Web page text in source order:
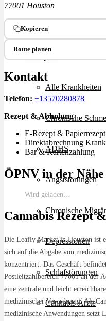
Ablauf
Alle Krankheiten
Chronische
ADHS
Angststörungen
Chronische
Depressionen
Schlafstörungen
Cannabis Ärzte
77001 Houston
Kopieren
Route planen
Kontakt
Telefon: +13570280878
Rezept & Abholung
E-Rezept & Papierrezept
Direktabrechnung
Bar & Kartenzahlung
ÖPNV in der Nähe
Wird geladen…
Cannabis Rezept
Die Leafly Market in Houston ist
sich auf die Abgabe von
konzentriert. Das Geschäft
Postleitzahlbereich 77001 an der
eine zentrale und leicht
medizinischer Verordnung. Als
medizinische Anwendungen setzt